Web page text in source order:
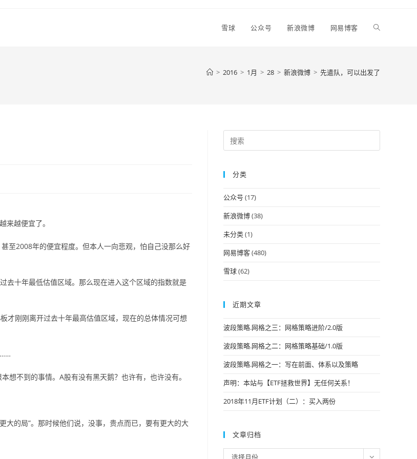
雪球 公众号 新浪微博 网易博客 Toggle
> 2016 > 1月 > 28 > 新浪微博 > 先遣队，可以出发了
来越便宜了。
至2008年的便宜程度。但本人一向悲观，怕自己没那么好
去十年最低估值区域。那么现在进入这个区域的指数就是
才刚刚离开过去十年最高估值区域，现在的总体情况可想
……
想不到的事情。A股有没有黑天鹅？也许有，也许没有。
大的局”。那时候他们说，没事，贵点而已，要有更大的大
Escape
分类
公众号 (17)
新浪微博(38)
未分类(1)
网易博客(480)
雪球(62)
近期文章
波段策略.网格之三：网格策略进阶/2.0版
波段策略.网格之二：网格策略基础/1.0版
波段策略.网格之一：写在前面、体系以及策略
声明：本站与【ETF拯救世界】无任何关系！
2018年11月ETF计划（二）：买入两份
文章归档
选择月份